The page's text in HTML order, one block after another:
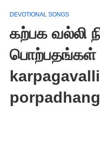
DEVOTIONAL SONGS
கற்பக வல்லி
பொற்பதங்கள்